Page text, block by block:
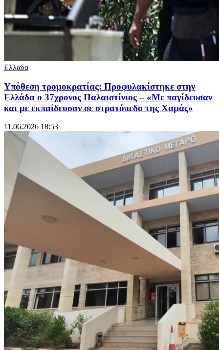
Ελλαδα
Υπόθεση τρομοκρατίας: Προφυλακίστηκε στην
Ελλάδα ο 37χρονος Παλαιστίνιος – «Με παγίδευσαν
και με εκπαίδευσαν σε στρατόπεδο της Χαμάς»
11.06.2026 18:53